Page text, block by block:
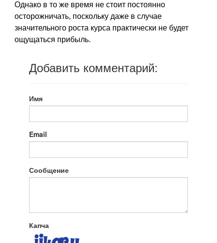
Однако в то же время не стоит постоянно
осторожничать, поскольку даже в случае
значительного роста курса практически не будет
ощущаться прибыль.
Добавить комментарий:
Имя
Email
Сообщение
Капча